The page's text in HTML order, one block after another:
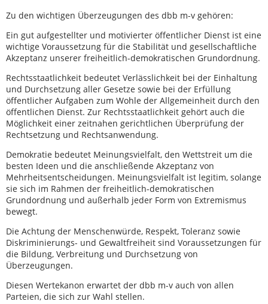
Zu den wichtigen Überzeugungen des dbb m-v gehören:
Ein gut aufgestellter und motivierter öffentlicher Dienst ist eine
wichtige Voraussetzung für die Stabilität und gesellschaftliche
Akzeptanz unserer freiheitlich-demokratischen Grundordnung.
Rechtsstaatlichkeit bedeutet Verlässlichkeit bei der Einhaltung
und Durchsetzung aller Gesetze sowie bei der Erfüllung
öffentlicher Aufgaben zum Wohle der Allgemeinheit durch den
öffentlichen Dienst. Zur Rechtsstaatlichkeit gehört auch die
Möglichkeit einer zeitnahen gerichtlichen Überprüfung der
Rechtsetzung und Rechtsanwendung.
Demokratie bedeutet Meinungsvielfalt, den Wettstreit um die
besten Ideen und die anschließende Akzeptanz von
Mehrheitsentscheidungen. Meinungsvielfalt ist legitim, solange
sie sich im Rahmen der freiheitlich-demokratischen
Grundordnung und außerhalb jeder Form von Extremismus
bewegt.
Die Achtung der Menschenwürde, Respekt, Toleranz sowie
Diskriminierungs- und Gewaltfreiheit sind Voraussetzungen für
die Bildung, Verbreitung und Durchsetzung von
Überzeugungen.
Diesen Wertekanon erwartet der dbb m-v auch von allen
Parteien, die sich zur Wahl stellen.